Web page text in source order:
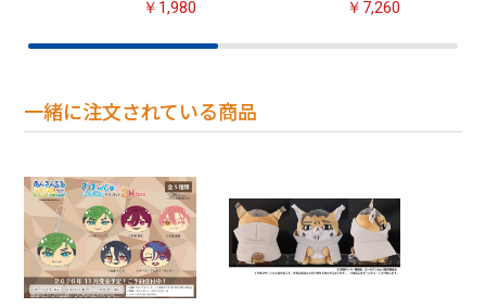
￥1,980 ￥7,260
一緒に注文されている商品